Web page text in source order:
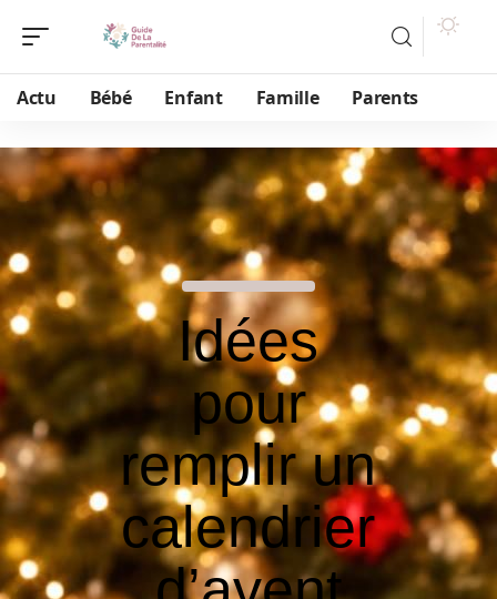
Actu Bébé Enfant Famille Parents
Idées
pour
remplir un
calendrier